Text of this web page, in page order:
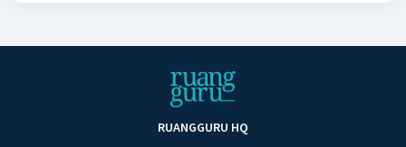
RUANGGURU HQ